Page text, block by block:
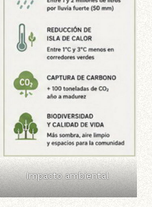
Impacto ambiental